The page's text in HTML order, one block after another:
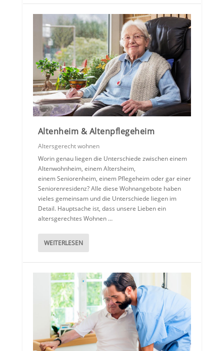
Altenheim & Altenpflegeheim
Altersgerecht wohnen
Worin genau liegen die Unterschiede zwischen einem
Altenwohnheim, einem Altersheim,
einem Seniorenheim, einem Pflegeheim oder gar einer
Seniorenresidenz? Alle diese Wohnangebote haben
vieles gemeinsam und die Unterschiede liegen im
Detail. Hauptsache ist, dass unsere Lieben ein
altersgerechtes Wohnen …
WEITERLESEN